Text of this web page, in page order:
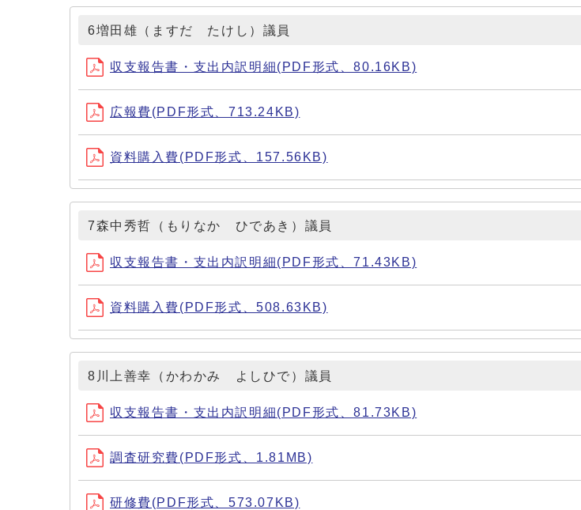
6増田雄（ますだ たけし）議員
収支報告書・支出内訳明細(PDF形式、80.16KB)
広報費(PDF形式、713.24KB)
資料購入費(PDF形式、157.56KB)
7森中秀哲（もりなか ひであき）議員
収支報告書・支出内訳明細(PDF形式、71.43KB)
資料購入費(PDF形式、508.63KB)
8川上善幸（かわかみ よしひで）議員
収支報告書・支出内訳明細(PDF形式、81.73KB)
調査研究費(PDF形式、1.81MB)
研修費(PDF形式、573.07KB)